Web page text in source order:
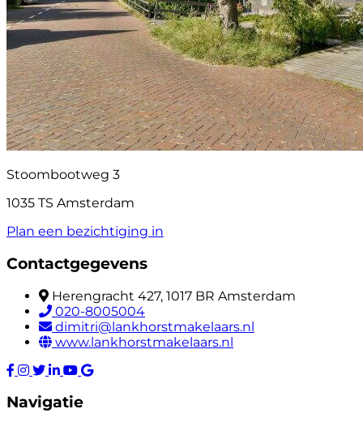
Stoombootweg 3
1035 TS Amsterdam
Plan een bezichtiging in
Contactgegevens
Herengracht 427, 1017 BR Amsterdam
020-8005004
dimitri@lankhorstmakelaars.nl
www.lankhorstmakelaars.nl
Navigatie